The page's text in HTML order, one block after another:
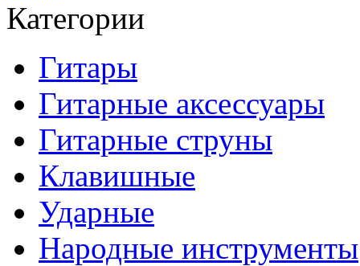
Категории
Гитары
Гитарные аксессуары
Гитарные струны
Клавишные
Ударные
Народные инструменты